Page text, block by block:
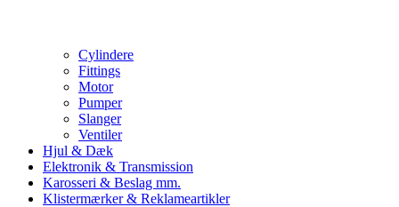
Cylindere
Fittings
Motor
Pumper
Slanger
Ventiler
Hjul & Dæk
Elektronik & Transmission
Karosseri & Beslag mm.
Klistermærker & Reklameartikler